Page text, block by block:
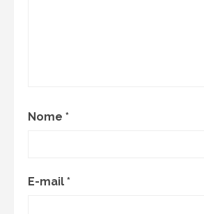
Nome *
E-mail *